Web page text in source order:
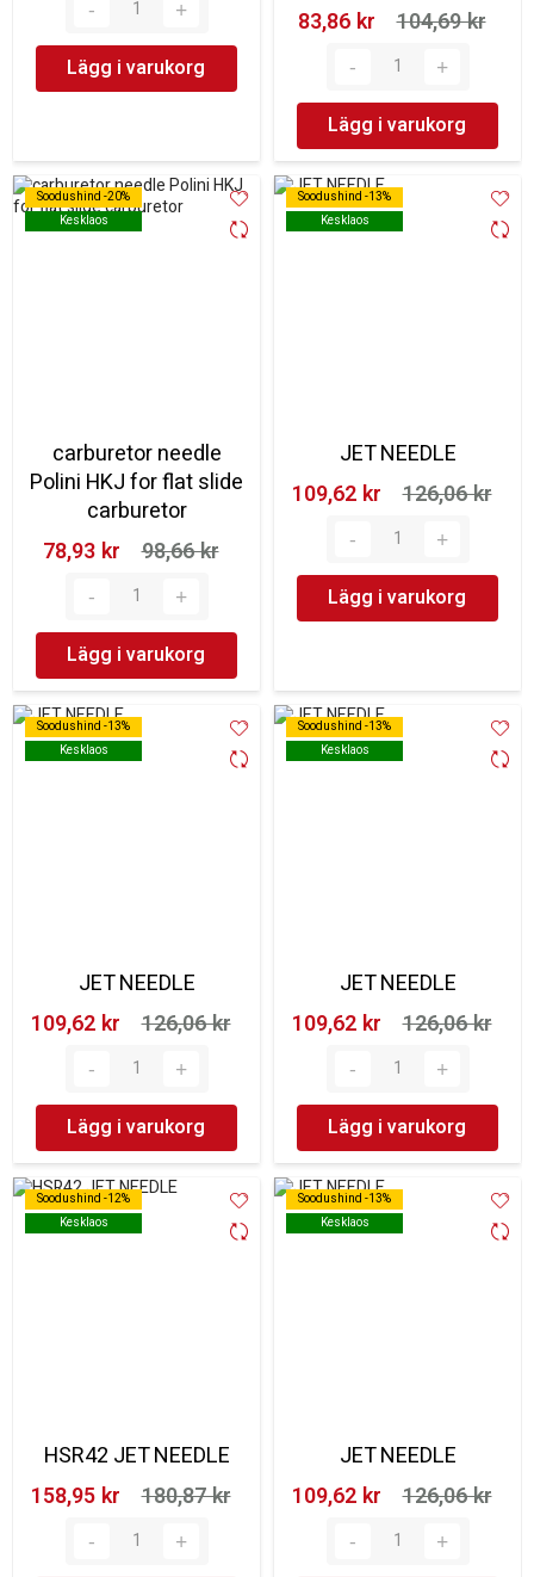
Lägg i varukorg
83,86 kr‎
104,69 kr‎
Lägg i varukorg
Soodushind -20%
Kesklaos
Soodushind -20%
Kesklaos
carburetor needle
Polini HKJ for flat slide
carburetor
78,93 kr‎
98,66 kr‎
Lägg i varukorg
Soodushind -13%
Kesklaos
Soodushind -13%
Kesklaos
JET NEEDLE
109,62 kr‎
126,06 kr‎
Lägg i varukorg
Soodushind -13%
Kesklaos
Soodushind -13%
Kesklaos
JET NEEDLE
109,62 kr‎
126,06 kr‎
Lägg i varukorg
Soodushind -13%
Kesklaos
Soodushind -13%
Kesklaos
JET NEEDLE
109,62 kr‎
126,06 kr‎
Lägg i varukorg
Soodushind -12%
Kesklaos
Soodushind -12%
Kesklaos
HSR42 JET NEEDLE
158,95 kr‎
180,87 kr‎
Soodushind -13%
Kesklaos
Soodushind -13%
Kesklaos
JET NEEDLE
109,62 kr‎
126,06 kr‎